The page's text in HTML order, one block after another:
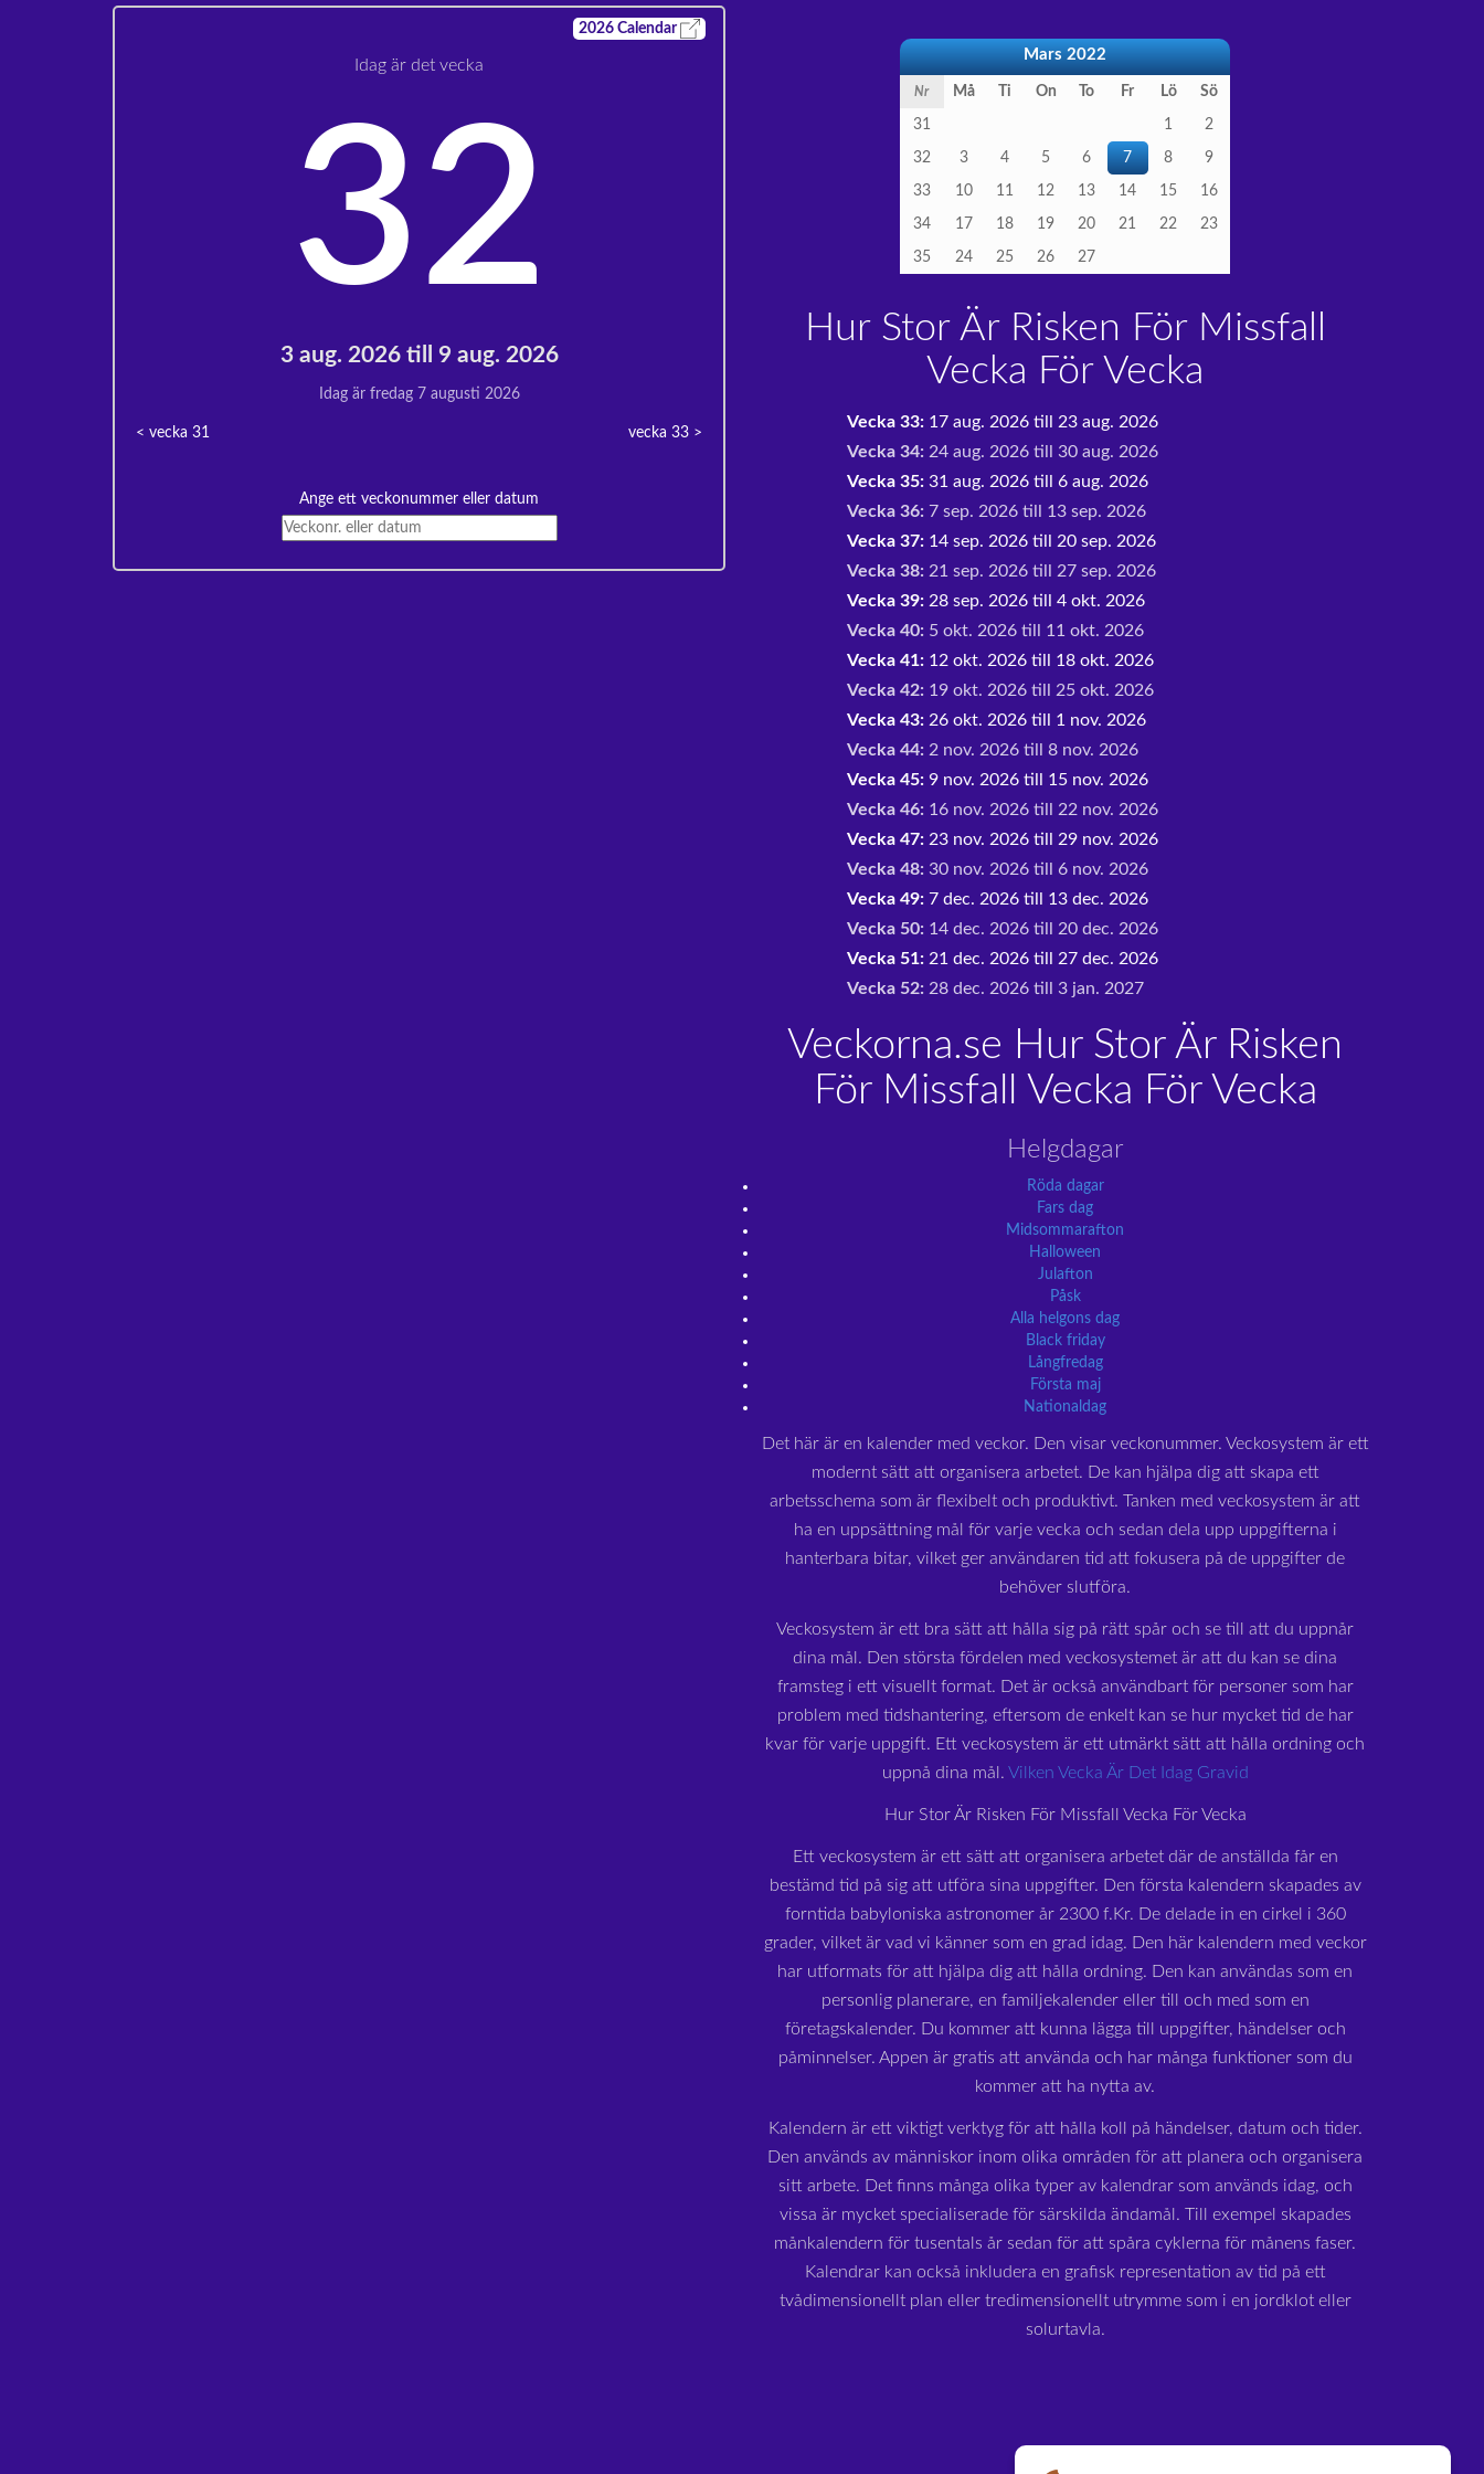
2026 Calendar
Idag är det vecka
32
3 aug. 2026 till 9 aug. 2026
Idag är fredag 7 augusti 2026
< vecka 31 vecka 33 >
Ange ett veckonummer eller datum
Mars 2022
Nr Må Ti On To Fr Lö Sö
31 1 2
32 3 4 5 6 7 8 9
33 10 11 12 13 14 15 16
34 17 18 19 20 21 22 23
35 24 25 26 27
Hur Stor Är Risken För Missfall
Vecka För Vecka
Vecka 33: 17 aug. 2026 till 23 aug. 2026
Vecka 34: 24 aug. 2026 till 30 aug. 2026
Vecka 35: 31 aug. 2026 till 6 aug. 2026
Vecka 36: 7 sep. 2026 till 13 sep. 2026
Vecka 37: 14 sep. 2026 till 20 sep. 2026
Vecka 38: 21 sep. 2026 till 27 sep. 2026
Vecka 39: 28 sep. 2026 till 4 okt. 2026
Vecka 40: 5 okt. 2026 till 11 okt. 2026
Vecka 41: 12 okt. 2026 till 18 okt. 2026
Vecka 42: 19 okt. 2026 till 25 okt. 2026
Vecka 43: 26 okt. 2026 till 1 nov. 2026
Vecka 44: 2 nov. 2026 till 8 nov. 2026
Vecka 45: 9 nov. 2026 till 15 nov. 2026
Vecka 46: 16 nov. 2026 till 22 nov. 2026
Vecka 47: 23 nov. 2026 till 29 nov. 2026
Vecka 48: 30 nov. 2026 till 6 nov. 2026
Vecka 49: 7 dec. 2026 till 13 dec. 2026
Vecka 50: 14 dec. 2026 till 20 dec. 2026
Vecka 51: 21 dec. 2026 till 27 dec. 2026
Vecka 52: 28 dec. 2026 till 3 jan. 2027
Veckorna.se Hur Stor Är Risken
För Missfall Vecka För Vecka
Helgdagar
Röda dagar
Fars dag
Midsommarafton
Halloween
Julafton
Påsk
Alla helgons dag
Black friday
Långfredag
Första maj
Nationaldag
Det här är en kalender med veckor. Den visar veckonummer. Veckosystem är ett
modernt sätt att organisera arbetet. De kan hjälpa dig att skapa ett
arbetsschema som är flexibelt och produktivt. Tanken med veckosystem är att
ha en uppsättning mål för varje vecka och sedan dela upp uppgifterna i
hanterbara bitar, vilket ger användaren tid att fokusera på de uppgifter de
behöver slutföra.
Veckosystem är ett bra sätt att hålla sig på rätt spår och se till att du uppnår
dina mål. Den största fördelen med veckosystemet är att du kan se dina
framsteg i ett visuellt format. Det är också användbart för personer som har
problem med tidshantering, eftersom de enkelt kan se hur mycket tid de har
kvar för varje uppgift. Ett veckosystem är ett utmärkt sätt att hålla ordning och
uppnå dina mål. Vilken Vecka Är Det Idag Gravid
Hur Stor Är Risken För Missfall Vecka För Vecka
Ett veckosystem är ett sätt att organisera arbetet där de anställda får en
bestämd tid på sig att utföra sina uppgifter. Den första kalendern skapades av
forntida babyloniska astronomer år 2300 f.Kr. De delade in en cirkel i 360
grader, vilket är vad vi känner som en grad idag. Den här kalendern med veckor
har utformats för att hjälpa dig att hålla ordning. Den kan användas som en
personlig planerare, en familjekalender eller till och med som en
företagskalender. Du kommer att kunna lägga till uppgifter, händelser och
påminnelser. Appen är gratis att använda och har många funktioner som du
kommer att ha nytta av.
Kalendern är ett viktigt verktyg för att hålla koll på händelser, datum och tider.
Den används av människor inom olika områden för att planera och organisera
sitt arbete. Det finns många olika typer av kalendrar som används idag, och
vissa är mycket specialiserade för särskilda ändamål. Till exempel skapades
månkalendern för tusentals år sedan för att spåra cyklerna för månens faser.
Kalendrar kan också inkludera en grafisk representation av tid på ett
tvådimensionellt plan eller tredimensionellt utrymme som i en jordklot eller
solurtavla.